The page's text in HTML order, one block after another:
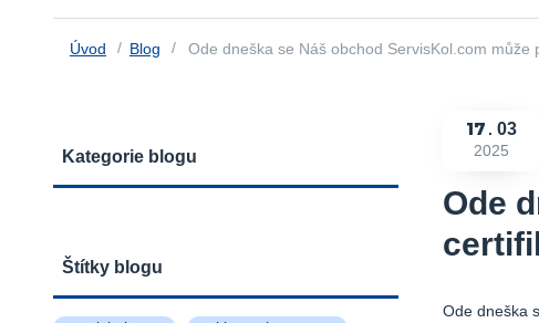
Úvod Blog Ode dneška se Náš obchod ServisKol.com
Kategorie blogu
Štítky blogu
17 03
2025
Ode
Ode dneška